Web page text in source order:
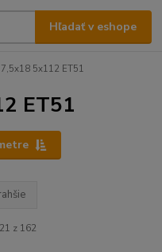
Hľadať v eshope
7,5x18 5x112 ET51
ET51
z 162